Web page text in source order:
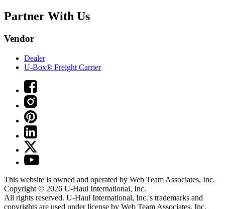
Partner With Us
Vendor
Dealer
U-Box® Freight Carrier
This website is owned and operated by Web Team Associates, Inc.
Copyright © 2026 U-Haul International, Inc.
All rights reserved. U-Haul International, Inc.'s trademarks and
copyrights are used under license by Web Team Associates, Inc.